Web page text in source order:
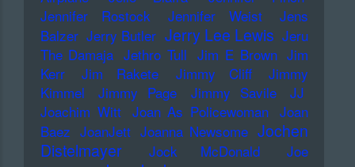
Jennifer Rostock
Jennifer Weist
Jens
Balzer Jerry Butler Jerry Lee Lewis Jeru
The Damaja Jethro Tull Jim E Brown Jim
Kerr
Jim Rakete Jimmy Cliff
Jimmy
Kimmel
Jimmy Page Jimmy Savile
JJ
Joachim Witt Joan As Policewoman Joan
Baez JoanJett Joanna Newsome Jochen
Distelmayer
Jock McDonald
Joe